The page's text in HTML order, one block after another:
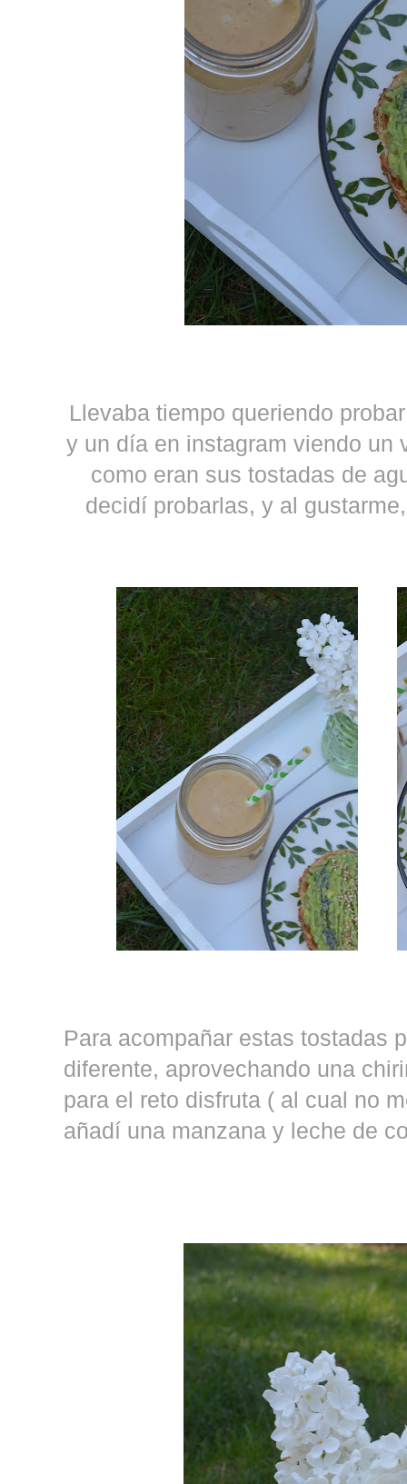
Llevaba tiempo queriendo
y un día en instagram viendo un
como eran sus tostadas de
decidí probarlas, y al
Para acompañar estas tostadas
diferente, aprovechando una
para el reto disfruta ( al cual no
añadí una manzana y leche de